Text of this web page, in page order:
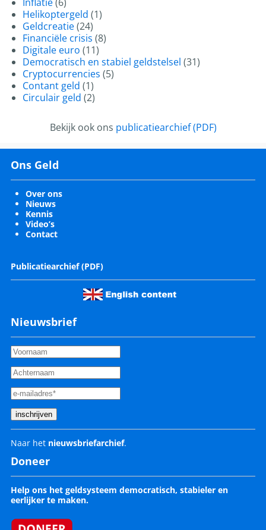
Helikoptergeld (1)
Geldcreatie(24)
Financiële crisis (8)
Digitale euro (11)
Democratisch en stabiel geldstelsel (31)
Cryptocurrencies (5)
Contant geld (1)
Circulair geld (2)
Bekijk ook ons publicatiearchief (PDF)
Ons Geld
Over ons
Nieuws
Kennis
Video’s
Contact
Publicatiearchief (PDF)
Nieuwsbrief
Naar het nieuwsbriefarchief.
Doneer
Help ons het geldsysteem democratisch, stabieler en
eerlijker te maken.